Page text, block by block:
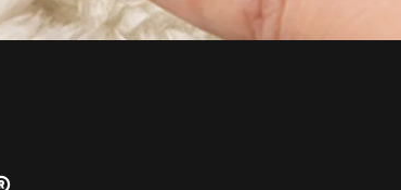
propriedades que expelem a umidade.
* A flexibilidade e elasticidade do produto é garantida com